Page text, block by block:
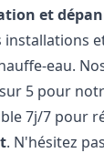
et
installations
eau.
5 pour
7j/7 pour
. N'hésitez